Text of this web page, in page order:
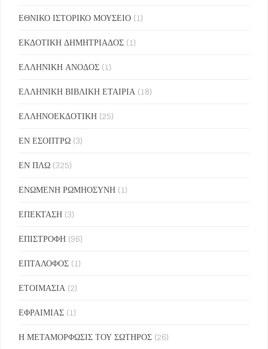
ΕΘΝΙΚΟ ΙΣΤΟΡΙΚΟ ΜΟΥΣΕΙΟ (1)
ΕΚΔΟΤΙΚΗ ΔΗΜΗΤΡΙΑΔΟΣ (1)
ΕΛΛΗΝΙΚΗ ΑΝΟΔΟΣ (1)
ΕΛΛΗΝΙΚΗ ΒΙΒΛΙΚΗ ΕΤΑΙΡΙΑ (18)
ΕΛΛΗΝΟΕΚΔΟΤΙΚΗ (25)
ΕΝ ΕΣΟΠΤΡΩ (3)
ΕΝ ΠΛΩ (325)
ΕΝΩΜΕΝΗ ΡΩΜΗΟΣΥΝΗ (1)
ΕΠΕΚΤΑΣΗ (3)
ΕΠΙΣΤΡΟΦΗ (96)
ΕΠΤΑΛΟΦΟΣ (1)
ΕΤΟΙΜΑΣΙΑ (2)
ΕΦΡΑΙΜΙΑΣ (1)
Η ΜΕΤΑΜΟΡΦΩΣΙΣ ΤΟΥ ΣΩΤΗΡΟΣ (26)